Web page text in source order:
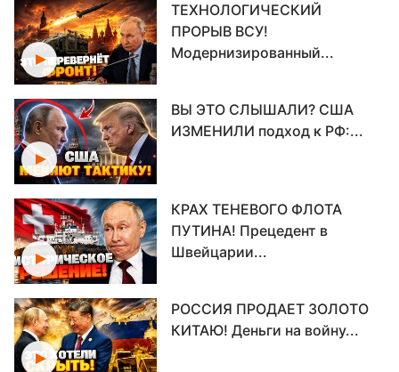
ТЕХНОЛОГИЧЕСКИЙ
ПРОРЫВ ВСУ!
Модернизированный...
ВЫ ЭТО СЛЫШАЛИ? США
ИЗМЕНИЛИ подход к РФ:...
КРАХ ТЕНЕВОГО ФЛОТА
ПУТИНА! Прецедент в
Швейцарии...
РОССИЯ ПРОДАЕТ ЗОЛОТО
КИТАЮ! Деньги на войну...